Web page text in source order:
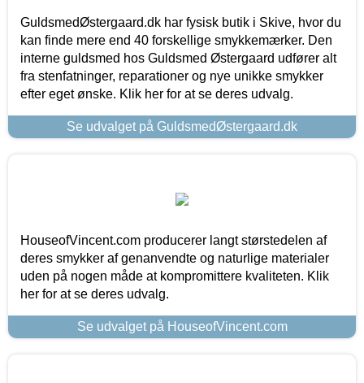
GuldsmedØstergaard.dk har fysisk butik i Skive, hvor du
kan finde mere end 40 forskellige smykkemærker. Den
interne guldsmed hos Guldsmed Østergaard udfører alt
fra stenfatninger, reparationer og nye unikke smykker
efter eget ønske. Klik her for at se deres udvalg.
Se udvalget på GuldsmedØstergaard.dk
HouseofVincent.com producerer langt størstedelen af
deres smykker af genanvendte og naturlige materialer
uden på nogen måde at kompromittere kvaliteten. Klik
her for at se deres udvalg.
Se udvalget på HouseofVincent.com